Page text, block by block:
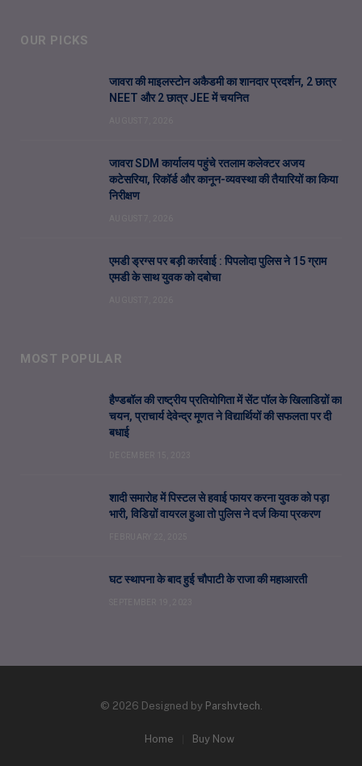
OUR PICKS
जावरा की माइलस्टोन अकैडमी का शानदार प्रदर्शन, 2 छात्र
NEET और 2 छात्र JEE में चयनित
जावरा SDM कार्यालय पहुंचे रतलाम कलेक्टर अजय
कटेसरिया, रिकॉर्ड और कानून-व्यवस्था की तैयारियों का किया
निरीक्षण
एमडी ड्रग्स पर बड़ी कार्रवाई : पिपलोदा पुलिस ने 15 ग्राम
एमडी के साथ युवक को दबोचा
MOST POPULAR
हैण्डबॉल की राष्ट्रीय प्रतियोगिता में सेंट पॉल के खिलाडिय़ों का
चयन, प्राचार्य देवेन्द्र मूणत ने विद्यार्थियों की सफलता पर दी
बधाई
शादी समारोह में पिस्टल से हवाई फायर करना युवक को पड़ा
भारी, विडिय़ों वायरल हुआ तो पुलिस ने दर्ज किया प्रकरण
घट स्थापना के बाद हुई चौपाटी के राजा की महाआरती
© 2026 Designed by Parshvtech.
Home Buy Now